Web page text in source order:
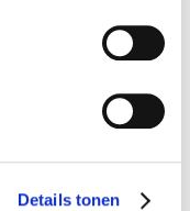
Details tonen